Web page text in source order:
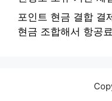
포인트 현금 결합 결
현금 조합해서 항공